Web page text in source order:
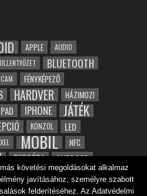
APPLE AUDIO
BLUETOOTH
FÉNYKÉPEZŐ
HARDVER HÁZIMOZI
IPHONE JÁTÉK
KONZOL LED
MOBIL NFC
OKOSÓRA OUTDOOR
SPORT TABLET
WIFI ZENE ZÖLD
követési megoldásokat alkalmaz
javításához, személyre szabott
felderítéséhez. Az Adatvédelmi